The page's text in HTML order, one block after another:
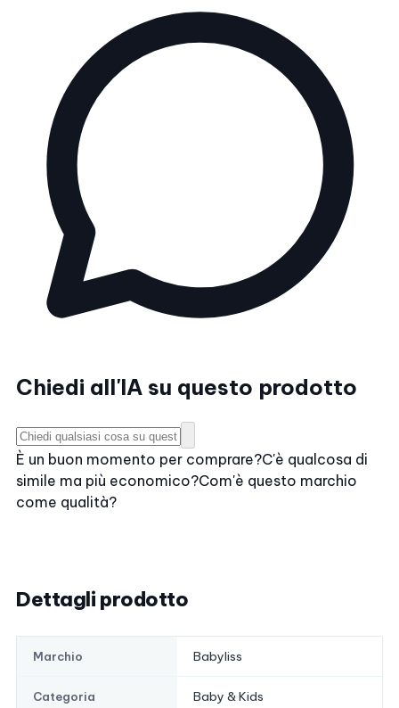
Chiedi all'IA su questo prodotto
È un buon momento per comprare?C'è qualcosa di
simile ma più economico?Com'è questo marchio
come qualità?
Dettagli prodotto
Marchio Babyliss
Categoria Baby & Kids